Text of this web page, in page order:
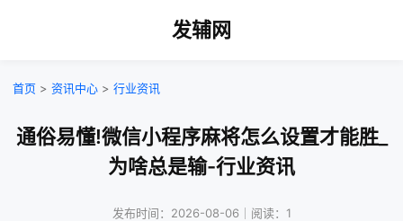
发辅网
首页 > 资讯中心 > 行业资讯
通俗易懂!微信小程序麻将怎么设置才能胜_
为啥总是输-行业资讯
发布时间：2026-08-06｜阅读：1